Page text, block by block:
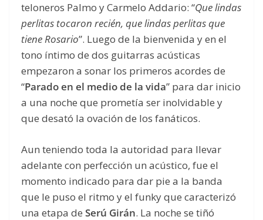
teloneros Palmo y Carmelo Addario: “Que lindas
perlitas tocaron recién, que lindas perlitas que
tiene Rosario”. Luego de la bienvenida y en el
tono íntimo de dos guitarras acústicas
empezaron a sonar los primeros acordes de
“Parado en el medio de la vida” para dar inicio
a una noche que prometía ser inolvidable y
que desató la ovación de los fanáticos.
Aun teniendo toda la autoridad para llevar
adelante con perfección un acústico, fue el
momento indicado para dar pie a la banda
que le puso el ritmo y el funky que caracterizó
una etapa de Serú Girán. La noche se tiñó